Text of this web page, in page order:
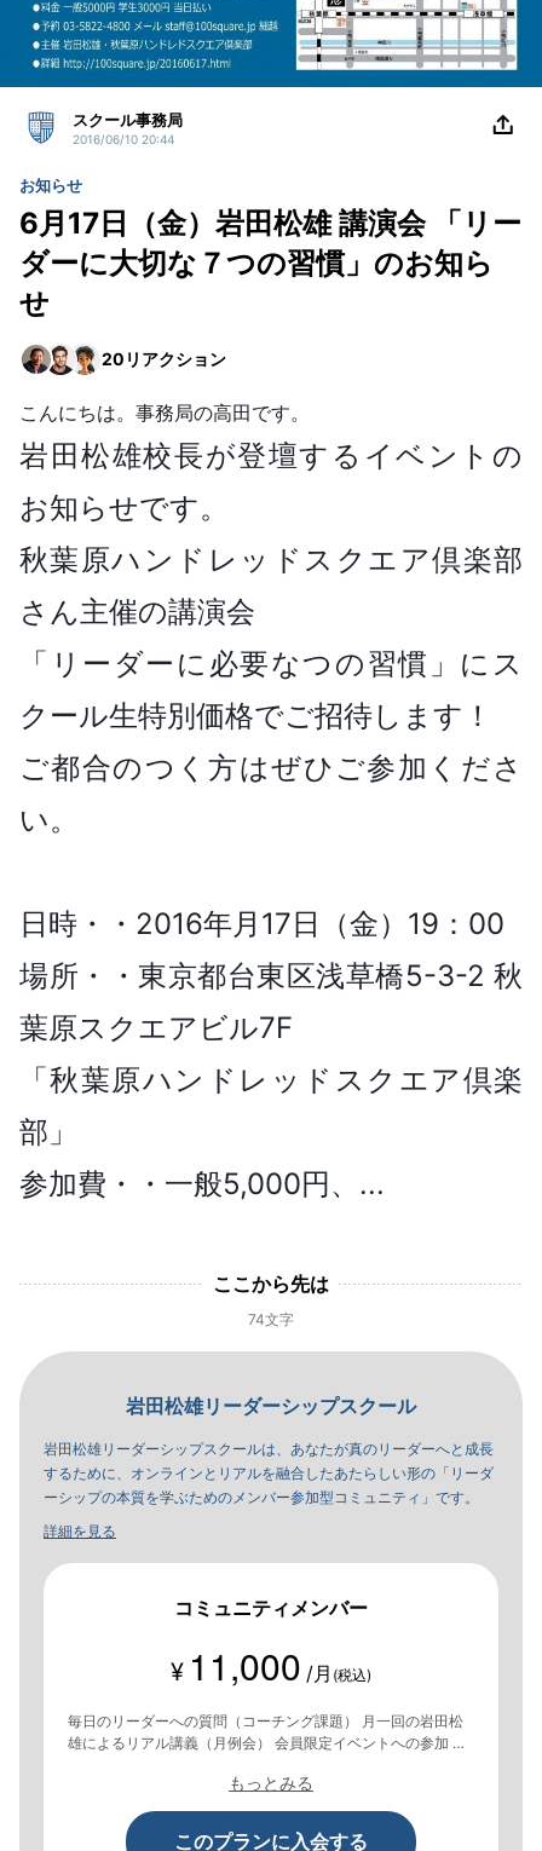
スクール事務局
2016/06/10 20:44
お知らせ
6月17日（金）岩田松雄 講演会 「リー
ダーに大切な７つの習慣」のお知ら
せ
20 リアクション
こんにちは。事務局の高田です。
岩田松雄校長が登壇するイベントの
お知らせです。
秋葉原ハンドレッドスクエア倶楽部
さん主催の講演会
「リーダーに必要なつの習慣」 にス
クール生特別価格でご招待します！
ご都合のつく方はぜひご参加くださ
い。
日時・・2016年月17日（金）19：00
場所・・東京都台東区浅草橋5-3-2 秋
葉原スクエアビル7F
「秋葉原ハンドレッドスクエア倶楽
部」
参加費・・一般5,000円、...
ここから先は
74文字
岩田松雄リーダーシップスクール
岩田松雄リーダーシップスクールは、あなたが真のリーダーへと成長
するために、オンラインとリアルを融合したあたらしい形の「リーダ
ーシップの本質を学ぶためのメンバー参加型コミュニティ」です。
詳細を見る
コミュニティメンバー
¥ 11,000 /月 (税込)
毎日のリーダーへの質問（コーチング課題） 月一回の岩田松
雄によるリアル講義（月例会） 会員限定イベントへの参加 オ
もっとみる
このプランに入会する